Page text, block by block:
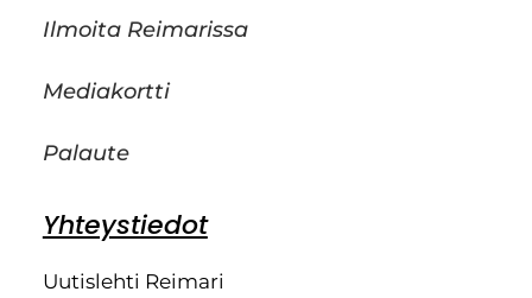
Ilmoita Reimarissa
Mediakortti
Palaute
Yhteystiedot
Uutislehti Reimari